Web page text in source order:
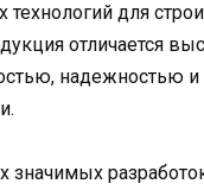
для
отличается
надежностью
значимых